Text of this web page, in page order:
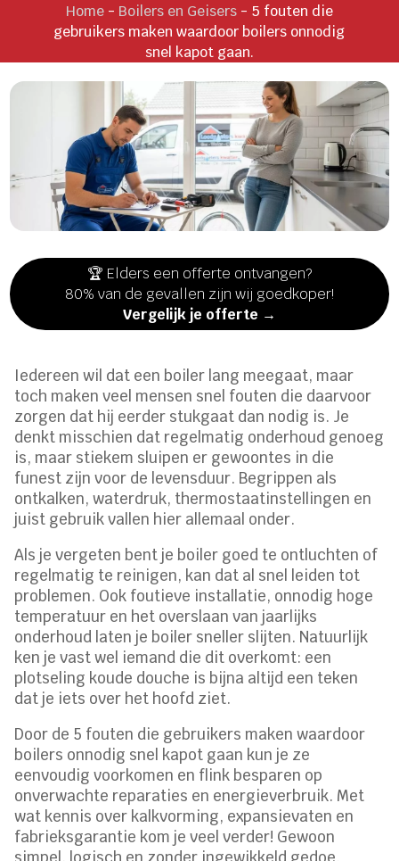
Home- Boilers en Geisers- 5 fouten die
gebruikers maken waardoor boilers onnodig
snel kapot gaan.
🏆 Elders een offerte ontvangen?
80% van de gevallen zijn wij goedkoper!
Vergelijk je offerte →
Iedereen wil dat een boiler lang meegaat, maar
toch maken veel mensen snel fouten die daarvoor
zorgen dat hij eerder stukgaat dan nodig is. Je
denkt misschien dat regelmatig onderhoud genoeg
is, maar stiekem sluipen er gewoontes in die
funest zijn voor de levensduur. Begrippen als
ontkalken, waterdruk, thermostaatinstellingen en
juist gebruik vallen hier allemaal onder.
Als je vergeten bent je boiler goed te ontluchten of
regelmatig te reinigen, kan dat al snel leiden tot
problemen. Ook foutieve installatie, onnodig hoge
temperatuur en het overslaan van jaarlijks
onderhoud laten je boiler sneller slijten. Natuurlijk
ken je vast wel iemand die dit overkomt: een
plotseling koude douche is bijna altijd een teken
dat je iets over het hoofd ziet.
Door de 5 fouten die gebruikers maken waardoor
boilers onnodig snel kapot gaan kun je ze
eenvoudig voorkomen en flink besparen op
onverwachte reparaties en energieverbruik. Met
wat kennis over kalkvorming, expansievaten en
fabrieksgarantie kom je veel verder! Gewoon